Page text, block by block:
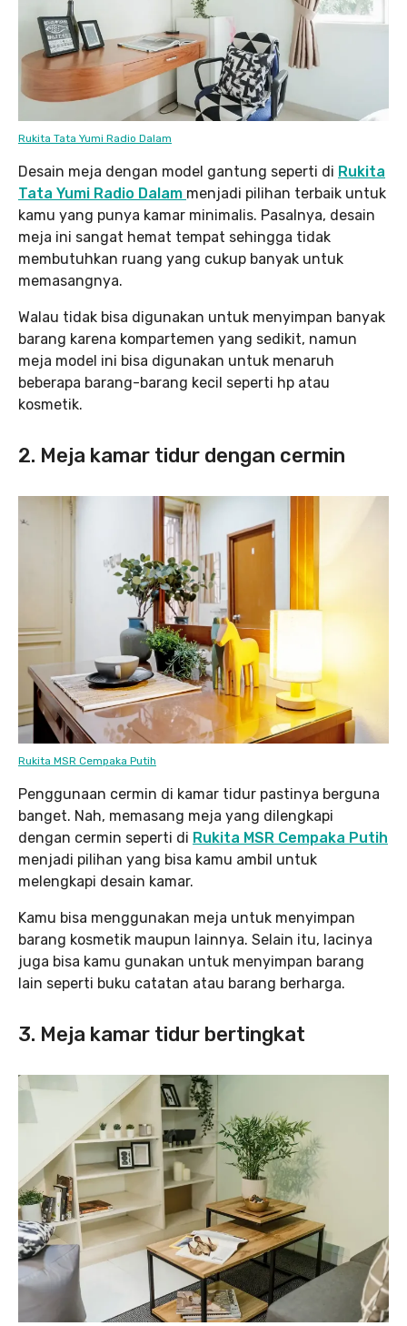
Rukita Tata Yumi Radio Dalam
Desain meja dengan model gantung seperti di Rukita
Tata Yumi Radio Dalam menjadi pilihan terbaik untuk
kamu yang punya kamar minimalis. Pasalnya, desain
meja ini sangat hemat tempat sehingga tidak
membutuhkan ruang yang cukup banyak untuk
memasangnya.
Walau tidak bisa digunakan untuk menyimpan banyak
barang karena kompartemen yang sedikit, namun
meja model ini bisa digunakan untuk menaruh
beberapa barang-barang kecil seperti hp atau
kosmetik.
2. Meja kamar tidur dengan cermin
Rukita MSR Cempaka Putih
Penggunaan cermin di kamar tidur pastinya berguna
banget. Nah, memasang meja yang dilengkapi
dengan cermin seperti di Rukita MSR Cempaka Putih
menjadi pilihan yang bisa kamu ambil untuk
melengkapi desain kamar.
Kamu bisa menggunakan meja untuk menyimpan
barang kosmetik maupun lainnya. Selain itu, lacinya
juga bisa kamu gunakan untuk menyimpan barang
lain seperti buku catatan atau barang berharga.
3. Meja kamar tidur bertingkat